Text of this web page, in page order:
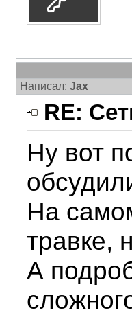
Написал: Jax
RE:
Ну вот
На
травке,
А